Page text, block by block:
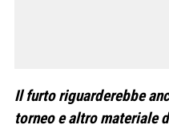
Il furto riguarderebbe
torneo e altro materiale